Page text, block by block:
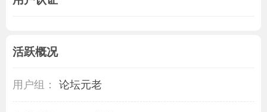
活跃概况
用户组： 论坛元老